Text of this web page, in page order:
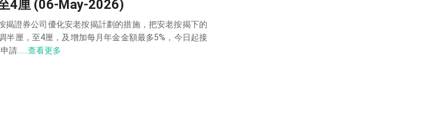
4厘 (06-May-2026)
揭證券公司優化安老按揭計劃的措施，把安老按揭下的
半厘，至4厘，及增加每月年金金額最多5%，今日起接
請 ……查看更多